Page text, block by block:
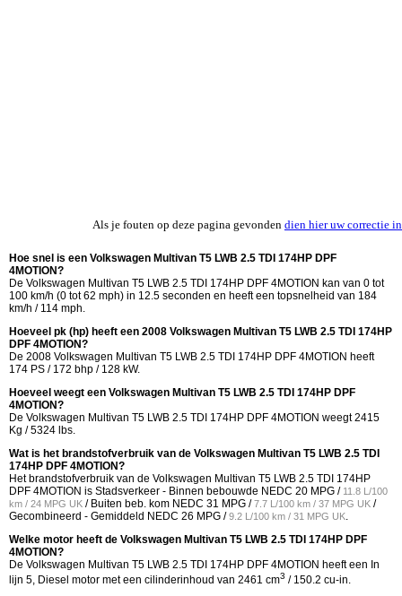
Als je fouten op deze pagina gevonden dien hier uw correctie in
Hoe snel is een Volkswagen Multivan T5 LWB 2.5 TDI 174HP DPF
4MOTION?
De Volkswagen Multivan T5 LWB 2.5 TDI 174HP DPF 4MOTION kan van 0 tot
100 km/h (0 tot 62 mph) in 12.5 seconden en heeft een topsnelheid van 184
km/h / 114 mph.
Hoeveel pk (hp) heeft een 2008 Volkswagen Multivan T5 LWB 2.5 TDI 174HP
DPF 4MOTION?
De 2008 Volkswagen Multivan T5 LWB 2.5 TDI 174HP DPF 4MOTION heeft
174 PS / 172 bhp / 128 kW.
Hoeveel weegt een Volkswagen Multivan T5 LWB 2.5 TDI 174HP DPF
4MOTION?
De Volkswagen Multivan T5 LWB 2.5 TDI 174HP DPF 4MOTION weegt 2415
Kg / 5324 lbs.
Wat is het brandstofverbruik van de Volkswagen Multivan T5 LWB 2.5 TDI
174HP DPF 4MOTION?
Het brandstofverbruik van de Volkswagen Multivan T5 LWB 2.5 TDI 174HP
DPF 4MOTION is Stadsverkeer - Binnen bebouwde NEDC 20 MPG / 11.8 L/100
km / 24 MPG UK / Buiten beb. kom NEDC 31 MPG /7.7 L/100 km / 37 MPG UK /
Gecombineerd - Gemiddeld NEDC 26 MPG /9.2 L/100 km / 31 MPG UK.
Welke motor heeft de Volkswagen Multivan T5 LWB 2.5 TDI 174HP DPF
4MOTION?
De Volkswagen Multivan T5 LWB 2.5 TDI 174HP DPF 4MOTION heeft een In
lijn 5, Diesel motor met een cilinderinhoud van 2461 cm3 / 150.2 cu-in.